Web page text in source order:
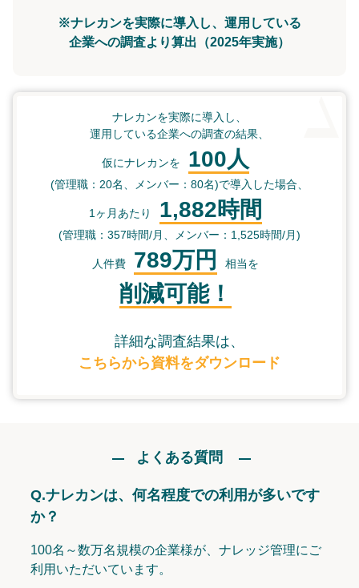
※ナレカンを実際に導入し、運用している
企業への調査より算出（2025年実施）
ナレカンを実際に導入し、
運用している企業への調査の結果、
仮にナレカンを 100人
(管理職：20名、メンバー：80名)で導入した場合、
1ヶ月あたり 1,882時間
(管理職：357時間/月、メンバー：1,525時間/月)
人件費 789万円 相当を
削減可能！
詳細な調査結果は、
こちらから資料をダウンロード
よくある質問
Q.ナレカンは、何名程度での利用が多いです
か？
100名～数万名規模の企業様が、ナレッジ管理にご
利用いただいています。